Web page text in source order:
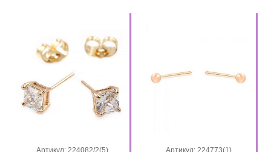
Артикул: 224082/2(5) Артикул: 224773(1)